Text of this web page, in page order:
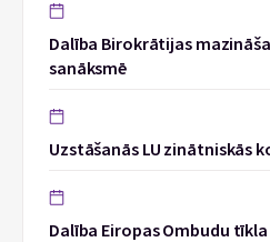
Dalība Birokrātijas
sanāksmē
Uzstāšanās LU zinātniskās
Dalība Eiropas Ombudu